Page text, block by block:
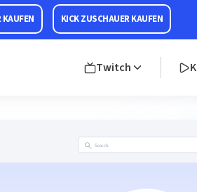
KICK ZUSCHAUER KAUFEN
Twitch